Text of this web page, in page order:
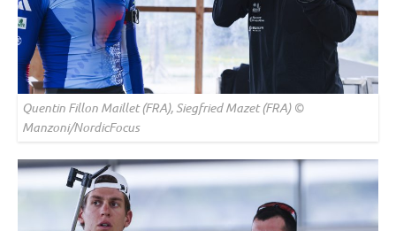
Quentin Fillon Maillet (FRA), Siegfried Mazet (FRA) ©
Manzoni/NordicFocus